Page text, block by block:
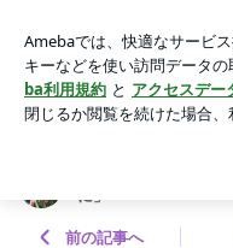
ed by Amebaアプリをダウンロードして
ょう。
に」
前の記事へ